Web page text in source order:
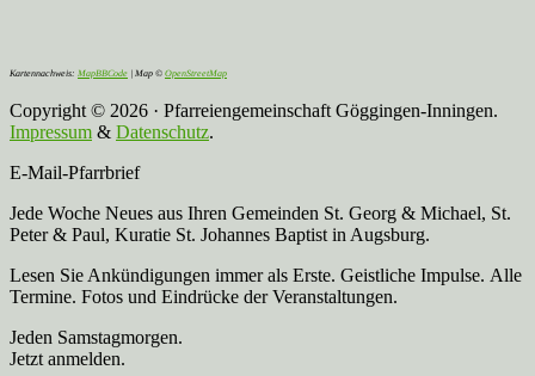
Kartennachweis: MapBBCode | Map © OpenStreetMap
Copyright © 2026 · Pfarreiengemeinschaft Göggingen-Inningen.
Impressum & Datenschutz.
E-Mail-Pfarrbrief
Jede Woche Neues aus Ihren Gemeinden St. Georg & Michael, St.
Peter & Paul, Kuratie St. Johannes Baptist in Augsburg.
Lesen Sie Ankündigungen immer als Erste. Geistliche Impulse. Alle
Termine. Fotos und Eindrücke der Veranstaltungen.
Jeden Samstagmorgen.
Jetzt anmelden.